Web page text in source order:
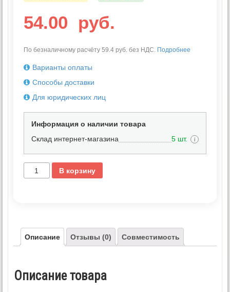
54.00 руб.
По безналичному расчёту 59.4 руб. без НДС. Подробнее
Варианты оплаты
Способы доставки
Для юридических лиц
Информация о наличии товара
Склад интернет-магазина
5 шт. i
В корзину
Описание Отзывы (0) Совместимость
Описание товара